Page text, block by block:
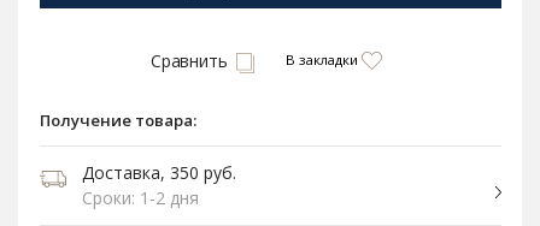
Сравнить В закладки
Получение товара:
Доставка, 350 руб.
Сроки: 1-2 дня